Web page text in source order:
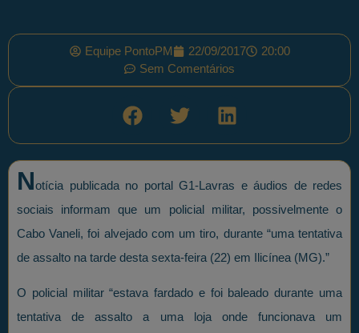
Equipe PontoPM 22/09/2017
20:00
Sem Comentários
Notícia publicada no portal G1-Lavras e áudios de redes
sociais informam que um policial militar, possivelmente o
Cabo Vaneli, foi alvejado com um tiro, durante “uma tentativa
de assalto na tarde desta sexta-feira (22) em Ilicínea (MG).”
O policial militar “estava fardado e foi baleado durante uma
tentativa de assalto a uma loja onde funcionava um